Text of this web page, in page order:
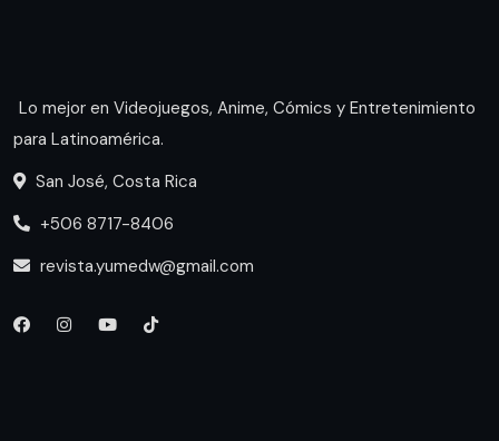
Lo mejor en Videojuegos, Anime, Cómics y Entretenimiento
para Latinoamérica.
San José, Costa Rica
+506 8717-8406
revista.yumedw@gmail.com